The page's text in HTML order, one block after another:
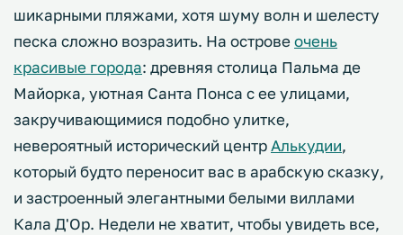
шикарными пляжами, хотя шуму волн и шелесту
песка сложно возразить. На острове очень
красивые города: древняя столица Пальма де
Майорка, уютная Санта Понса с ее улицами,
закручивающимися подобно улитке,
невероятный исторический центрАлькудии,
который будто переносит вас в арабскую сказку,
и застроенный элегантными белыми виллами
Кала Д'Ор. Недели не хватит, чтобы увидеть все,